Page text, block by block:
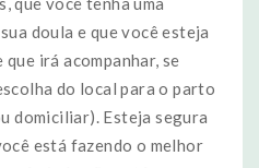
doula e que você esteja
irá acompanhar, se
do local para o parto
domiciliar). Esteja segura
está fazendo o melhor